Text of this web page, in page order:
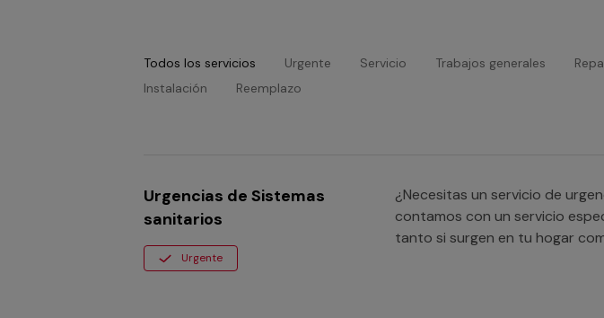
Todos los servicios Urgente Servicio Trabajos generales
Instalación
Reemplazo
Urgencias de Sistemas
sanitarios
Urgente
¿Necesitas un servicio de
contamos con un servicio
tanto si surgen en tu hogar